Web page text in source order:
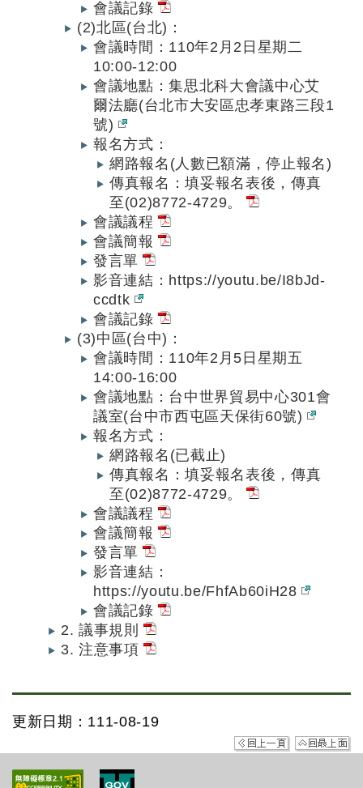
會議記錄
(2)北區(台北)：
會議時間：110年2月2日星期二
10:00-12:00
會議地點：集思北科大會議中心艾
爾法廳(台北市大安區忠孝東路三段1
號)
報名方式：
網路報名(人數已額滿，停止報名)
傳真報名：填妥報名表後，傳真
至(02)8772-4729。
會議議程
會議簡報
發言單
影音連結：https://youtu.be/I8bJd-
ccdtk
會議記錄
(3)中區(台中)：
會議時間：110年2月5日星期五
14:00-16:00
會議地點：台中世界貿易中心301會
議室(台中市西屯區天保街60號)
報名方式：
網路報名(已截止)
傳真報名：填妥報名表後，傳真
至(02)8772-4729。
會議議程
會議簡報
發言單
影音連結：
https://youtu.be/FhfAb60iH28
會議記錄
2. 議事規則
3. 注意事項
更新日期：111-08-19